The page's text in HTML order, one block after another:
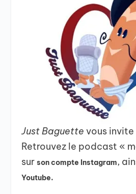
Just Baguettevous invite
Retrouvez le podcast «
surson compte Instagram,
Youtube.